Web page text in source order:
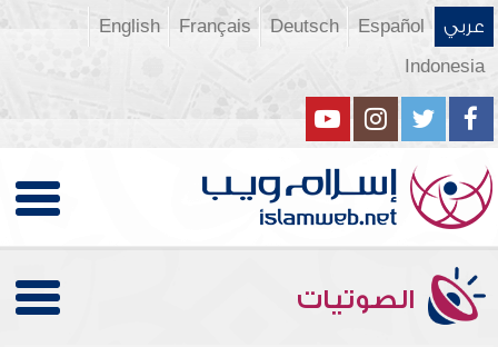
عربي Español
Deutsch
Français
English
Indonesia
الصوتيات